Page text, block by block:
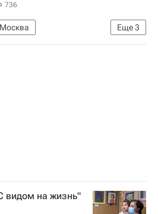
736
Еще3
Москва
видом на жизнь"